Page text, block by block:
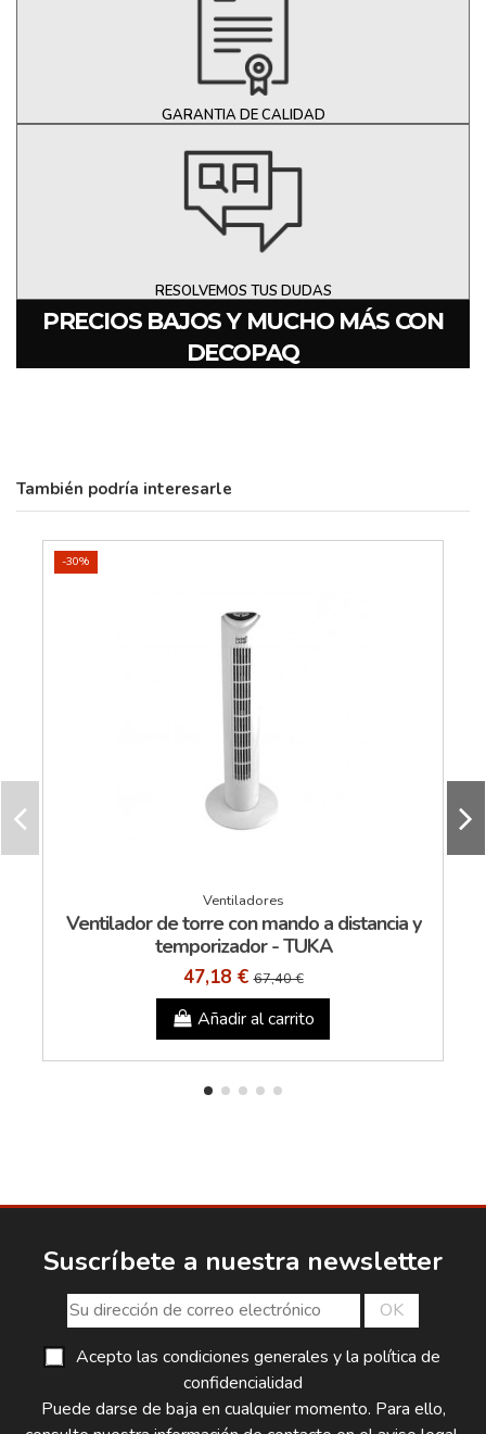
GARANTIA DE CALIDAD
RESOLVEMOS TUS DUDAS
PRECIOS BAJOS Y MUCHO MÁS CON
DECOPAQ
También podría interesarle
-30%
Ventiladores
Ventilador de torre con mando a distancia y
temporizador - TUKA
47,18 €67,40 €
Añadir al carrito
Suscríbete a nuestra newsletter
Acepto las condiciones generales y la política de
confidencialidad
Puede darse de baja en cualquier momento. Para ello,